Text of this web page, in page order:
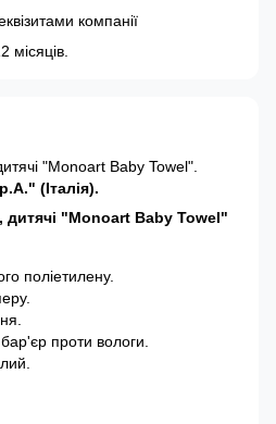
компанії
місяців.
"Monoart Baby Towel".
(Італія).
дитячі "Monoart Baby Towel"
поліетилену.
проти вологи.